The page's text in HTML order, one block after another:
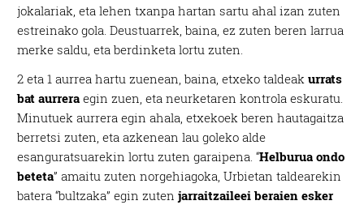
jokalariak, eta lehen txanpa hartan sartu ahal izan zuten
estreinako gola. Deustuarrek, baina, ez zuten beren larrua
merke saldu, eta berdinketa lortu zuten.
2 eta 1 aurrea hartu zuenean, baina, etxeko taldeakurrats
bat aurrera egin zuen, eta neurketaren kontrola eskuratu.
Minutuek aurrera egin ahala, etxekoek beren hautagaitza
berretsi zuten, eta azkenean lau goleko alde
esanguratsuarekin lortu zuten garaipena. “Helburua ondo
beteta” amaitu zuten norgehiagoka, Urbietan taldearekin
batera “bultzaka” egin zutenjarraitzaileei beraien esker